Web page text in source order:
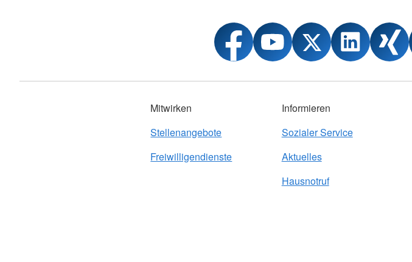
Mitwirken
Stellenangebote
Freiwilligendienste
Informieren
Sozialer Service
Aktuelles
Hausnotruf